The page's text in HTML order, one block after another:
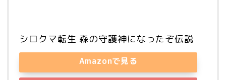
シロクマ転生 森の守護神になったぞ伝説
Amazonで見る